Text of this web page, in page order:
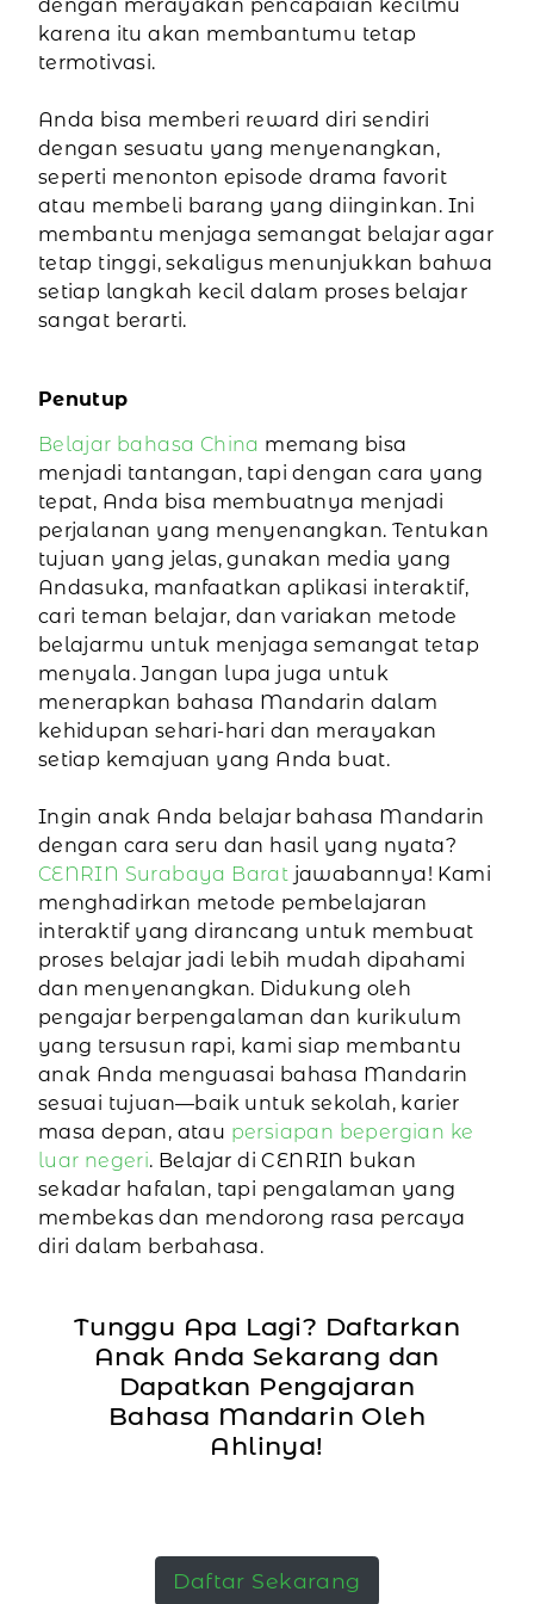
dengan merayakan pencapaian kecilmu
karena itu akan membantumu tetap
termotivasi.
Anda bisa memberi reward diri sendiri
dengan sesuatu yang menyenangkan,
seperti menonton episode drama favorit
atau membeli barang yang diinginkan. Ini
membantu menjaga semangat belajar agar
tetap tinggi, sekaligus menunjukkan bahwa
setiap langkah kecil dalam proses belajar
sangat berarti.
Penutup
Belajar bahasa China memang bisa
menjadi tantangan, tapi dengan cara yang
tepat, Anda bisa membuatnya menjadi
perjalanan yang menyenangkan. Tentukan
tujuan yang jelas, gunakan media yang
Andasuka, manfaatkan aplikasi interaktif,
cari teman belajar, dan variakan metode
belajarmu untuk menjaga semangat tetap
menyala. Jangan lupa juga untuk
menerapkan bahasa Mandarin dalam
kehidupan sehari-hari dan merayakan
setiap kemajuan yang Anda buat.
Ingin anak Anda belajar bahasa Mandarin
dengan cara seru dan hasil yang nyata?
CENRIN Surabaya Barat jawabannya! Kami
menghadirkan metode pembelajaran
interaktif yang dirancang untuk membuat
proses belajar jadi lebih mudah dipahami
dan menyenangkan. Didukung oleh
pengajar berpengalaman dan kurikulum
yang tersusun rapi, kami siap membantu
anak Anda menguasai bahasa Mandarin
sesuai tujuan—baik untuk sekolah, karier
masa depan, atau persiapan bepergian ke
luar negeri. Belajar di CENRIN bukan
sekadar hafalan, tapi pengalaman yang
membekas dan mendorong rasa percaya
diri dalam berbahasa.
Tunggu Apa Lagi? Daftarkan
Anak Anda Sekarang dan
Dapatkan Pengajaran
Bahasa Mandarin Oleh
Ahlinya!
Daftar Sekarang